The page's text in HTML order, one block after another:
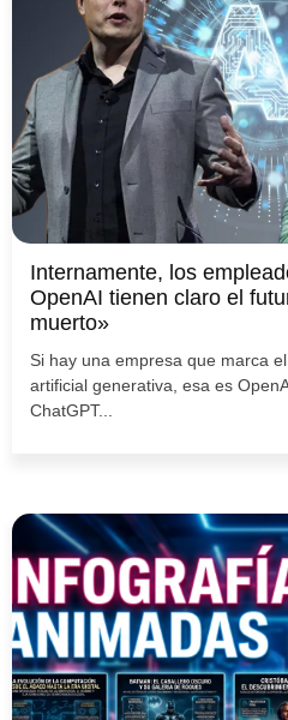
Internamente, los
OpenAI tienen claro el
muerto»
Si hay una empresa que marca
artificial generativa, esa es
ChatGPT...